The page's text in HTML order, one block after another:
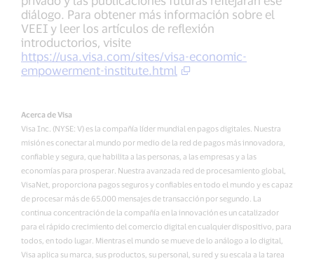
diálogo. Para obtener más información sobre el
VEEI y leer los artículos de reflexión
introductorios, visite
https://usa.visa.com/sites/visa-economic-
empowerment-institute.html
Acerca de Visa
Visa Inc. (NYSE: V) es la compañía líder mundial en pagos digitales. Nuestra
misión es conectar al mundo por medio de la red de pagos más innovadora,
confiable y segura, que habilita a las personas, a las empresas y a las
economías para prosperar. Nuestra avanzada red de procesamiento global,
VisaNet, proporciona pagos seguros y confiables en todo el mundo y es capaz
de procesar más de 65.000 mensajes de transacción por segundo. La
continua concentración de la compañía en la innovación es un catalizador
para el rápido crecimiento del comercio digital en cualquier dispositivo, para
todos, en todo lugar. Mientras el mundo se mueve de lo análogo a lo digital,
Visa aplica su marca, sus productos, su personal, su red y su escala a la tarea